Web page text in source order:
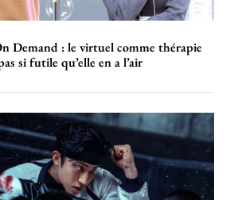
Demand : le virtuel comme thérapie
si futile qu’elle en a l’air